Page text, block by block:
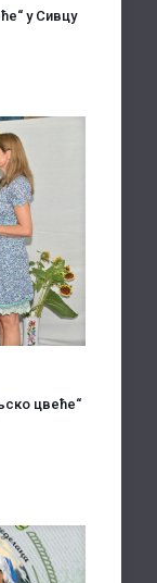
у Сивцу
цвеће“